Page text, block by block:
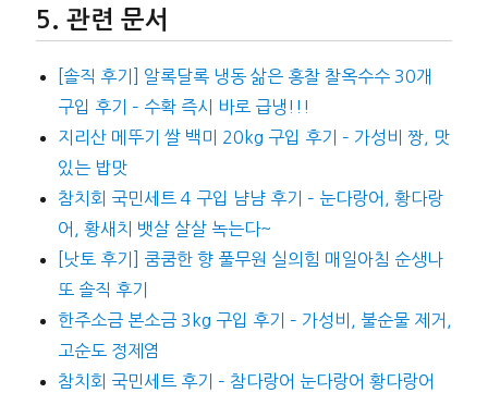
관련 문서
[솔직 후기] 알록달록 냉동 삶은 홍찰 찰옥수수 30개
구입 후기 – 수확 즉시 바로 급냉!!!
지리산 메뚜기 쌀 백미 20kg 구입 후기 – 가성비 짱, 맛
있는 밥맛
참치회 국민세트 4 구입 냠냠 후기 – 눈다랑어, 황다랑
어, 황새치 뱃살 살살 녹는다~
[낫토 후기] 쿰쿰한 향 풀무원 실의힘 매일아침 순생나
또 솔직 후기
한주소금 본소금 3kg 구입 후기 – 가성비, 불순물 제거,
고순도 정제염
참치회 국민세트 후기 – 참다랑어 눈다랑어 황다랑어